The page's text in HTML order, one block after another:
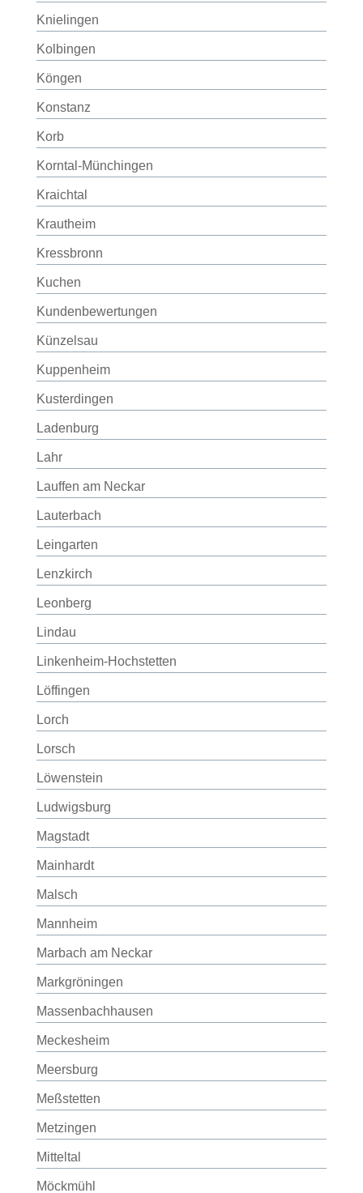
Knielingen
Kolbingen
Köngen
Konstanz
Korb
Korntal-Münchingen
Kraichtal
Krautheim
Kressbronn
Kuchen
Kundenbewertungen
Künzelsau
Kuppenheim
Kusterdingen
Ladenburg
Lahr
Lauffen am Neckar
Lauterbach
Leingarten
Lenzkirch
Leonberg
Lindau
Linkenheim-Hochstetten
Löffingen
Lorch
Lorsch
Löwenstein
Ludwigsburg
Magstadt
Mainhardt
Malsch
Mannheim
Marbach am Neckar
Markgröningen
Massenbachhausen
Meckesheim
Meersburg
Meßstetten
Metzingen
Mitteltal
Möckmühl